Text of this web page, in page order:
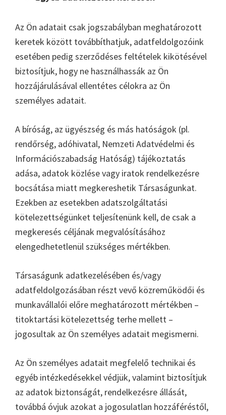
Az Ön adatait csak jogszabályban meghatározott
keretek között továbbíthatjuk, adatfeldolgozóink
esetében pedig szerződéses feltételek kikötésével
biztosítjuk, hogy ne használhassák az Ön
hozzájárulásával ellentétes célokra az Ön
személyes adatait.
A bíróság, az ügyészség és más hatóságok (pl.
rendőrség, adóhivatal, Nemzeti Adatvédelmi és
Információszabadság Hatóság) tájékoztatás
adása, adatok közlése vagy iratok rendelkezésre
bocsátása miatt megkereshetik Társaságunkat.
Ezekben az esetekben adatszolgáltatási
kötelezettségünket teljesítenünk kell, de csak a
megkeresés céljának megvalósításához
elengedhetetlenül szükséges mértékben.
Társaságunk adatkezelésében és/vagy
adatfeldolgozásában részt vevő közreműködői és
munkavállalói előre meghatározott mértékben –
titoktartási kötelezettség terhe mellett –
jogosultak az Ön személyes adatait megismerni.
Az Ön személyes adatait megfelelő technikai és
egyéb intézkedésekkel védjük, valamint biztosítjuk
az adatok biztonságát, rendelkezésre állását,
továbbá óvjuk azokat a jogosulatlan hozzáféréstől,